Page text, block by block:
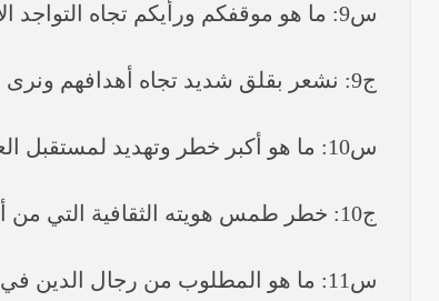
س9: ما هو موقفكم ورأيكم تجاه التواجد الامريكي؟
ج9: نشعر بقلق شديد تجاه أهدافهم ونرى ضرورة أن يفسحوا المجال للعراقيين بأن يحكموا أنفسهم بأنفسهم من دون تدخل أجنبي.
س10: ما هو أكبر خطر وتهديد لمستقبل العراق؟
ج10: خطر طمس هويته الثقافية التي من أهم ركائزها هو الدين الاسلامي الحنيف.
س11: ما هو المطلوب من رجال الدين في الحكم؟ هل يجب أن يكون لهم دور في الحكومة؟